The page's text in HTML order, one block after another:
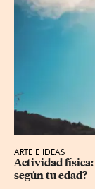
ARTE E IDEAS
Actividad física:
según tu edad?